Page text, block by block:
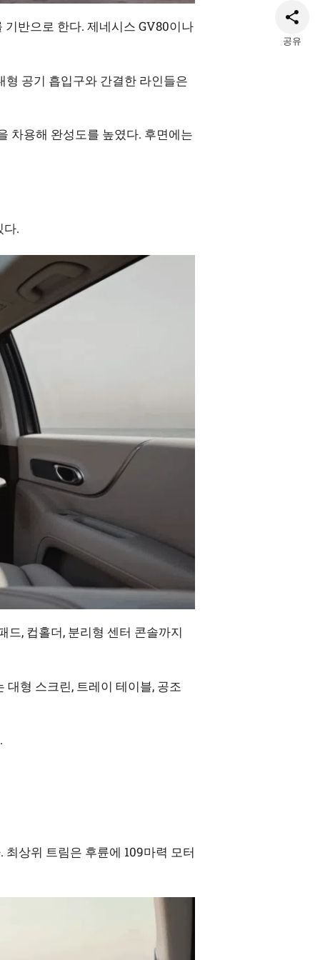
반으로 한다. 제네시스 GV80이나
공기 흡입구와 간결한 라인들은
차용해 완성도를 높였다. 후면에는
다.
드, 컵홀더, 분리형 센터 콘솔까지
형 스크린, 트레이 테이블, 공조
최상위 트림은 후륜에 109마력 모터
공유